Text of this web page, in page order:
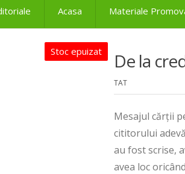
Acasa Materiale
Stoc epuizat De la
TAT
Mesajul cărții
cititorului
au fost scrise,
avea loc